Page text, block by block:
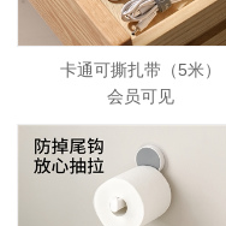
卡通可撕扎带（5米）
会员可见